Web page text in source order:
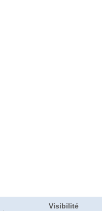
Visibilité